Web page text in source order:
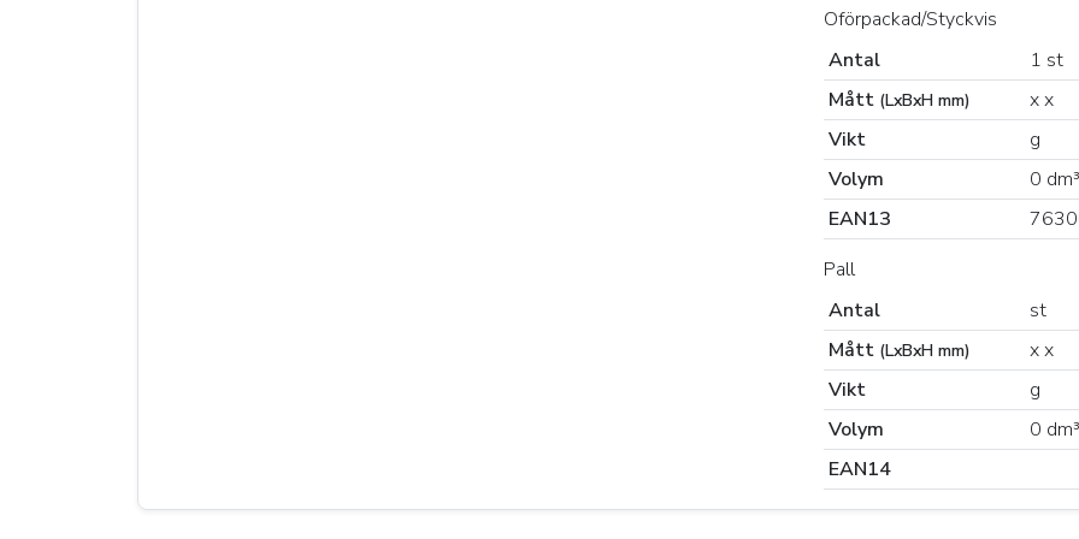
Oförpackad/Styckvis
Antal
1 st
Mått (LxBxH mm)
x x
Vikt
g
Volym
0 dm³
EAN13
Pall
Antal
st
Mått (LxBxH mm)
x x
Vikt
g
Volym
0 dm³
EAN14